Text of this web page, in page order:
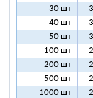
30 шт
40 шт
50 шт
100 шт
200 шт
500 шт
1000 шт